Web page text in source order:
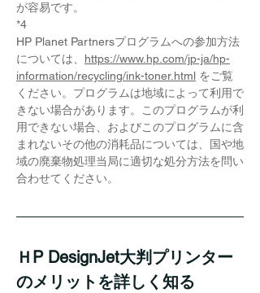
が容易です。
*4
HP Planet Partnersプログラムへの参加方法
については、 https://www.hp.com/jp-ja/hp-
information/recycling/ink-toner.html をご覧
ください。プログラムは地域によって利用で
きない場合があります。このプログラムが利
用できない場合、およびこのプログラムに含
まれないその他の消耗品については、国や地
域の廃棄物処理当局に適切な処分方法を問い
合わせてください。
ＨP DesignJet大判プリンター
のメリットを詳しく知る